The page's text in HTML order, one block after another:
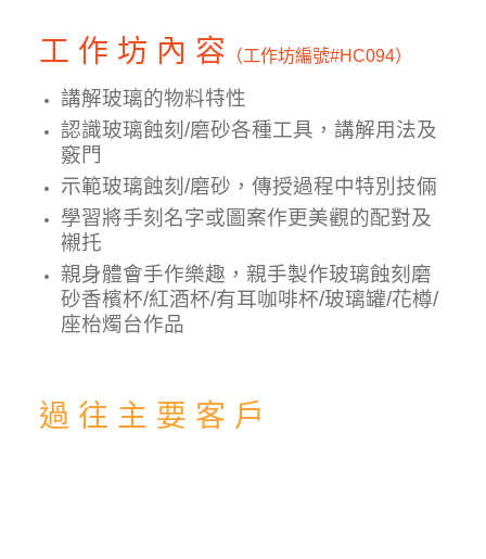
工 作 坊 內 容 （工作坊編號#HC094）
講解玻璃的物料特性
認識玻璃蝕刻/磨砂各種工具 ，講解用法及
竅門
示範玻璃蝕刻/磨砂 ，傳授過程中特別技倆
學習將手刻 名字或圖案作更美觀的配對及
襯托
親身體會手作樂趣，親手製作玻璃蝕刻磨
砂香檳杯/紅酒杯/有耳咖啡杯/玻璃罐/花樽/
座枱燭台作品
過 往 主 要 客 戶